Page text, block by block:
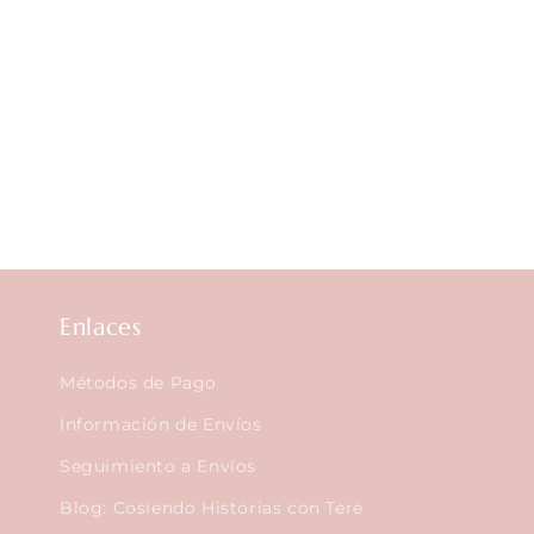
Enlaces
Métodos de Pago
Información de Envíos
Seguimiento a Envíos
Blog: Cosiendo Historias con Tere